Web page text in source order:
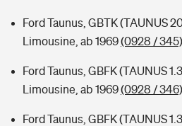
Ford Taunus, GBTK (TAUNUS
Limousine, ab 1969(0928 / 345)
Ford Taunus, GBFK (TAUNUS
Limousine, ab 1969(0928 / 346)
Ford Taunus, GBFK (TAUNUS